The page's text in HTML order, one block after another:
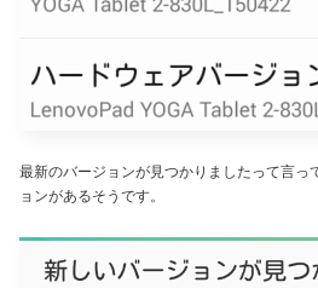
最新のバージョンが見つかりましたって言っ
ョンがあるそうです。